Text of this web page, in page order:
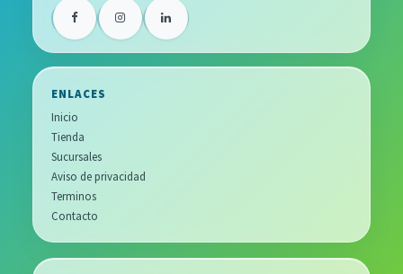
ENLACES
Inicio
Tienda
Sucursales
Aviso de privacidad
Terminos
Contacto